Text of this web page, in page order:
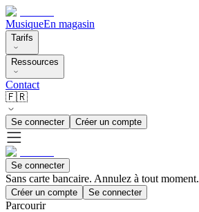
MusiqueEn magasin
Tarifs
Ressources
Contact
🇫🇷
Se connecter Créer un compte
Se connecter
Sans carte bancaire. Annulez à tout moment.
Créer un compte Se connecter
Parcourir